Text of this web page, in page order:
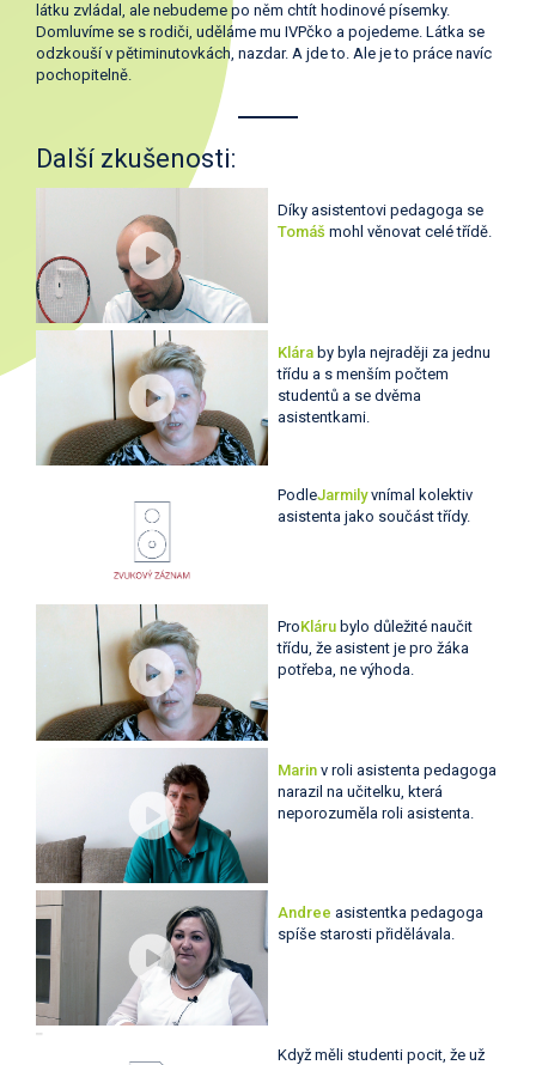
látku zvládal, ale nebudeme po něm chtít hodinové písemky.
Domluvíme se s rodiči, uděláme mu IVPčko a pojedeme. Látka se
odzkouší v pětiminutovkách, nazdar. A jde to. Ale je to práce navíc
pochopitelně.
Další zkušenosti:
Díky asistentovi pedagoga se
Tomáš mohl věnovat celé třídě.
Klára by byla nejraději za jednu
třídu a s menším počtem
studentů a se dvěma
asistentkami.
PodleJarmilyvnímal kolektiv
asistenta jako součást třídy.
ProKláru bylo důležité naučit
třídu, že asistent je pro žáka
potřeba, ne výhoda.
Marin v roli asistenta pedagoga
narazil na učitelku, která
neporozuměla roli asistenta.
Andree asistentka pedagoga
spíše starosti přidělávala.
Když měli studenti pocit, že už